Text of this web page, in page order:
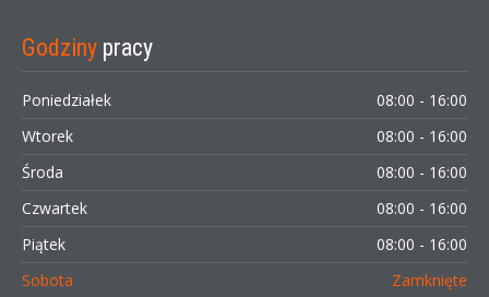
Godziny pracy
Poniedziałek
08:00 - 16:00
Wtorek
08:00 - 16:00
Środa
08:00 - 16:00
Czwartek
08:00 - 16:00
Piątek
08:00 - 16:00
Sobota
Zamknięte